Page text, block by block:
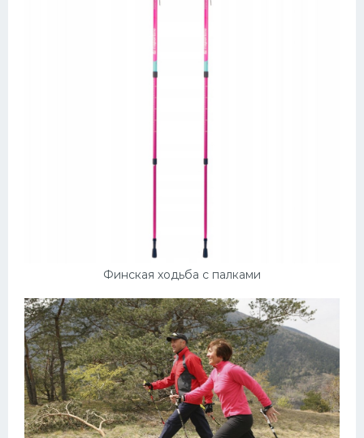
Финская ходьба с палками